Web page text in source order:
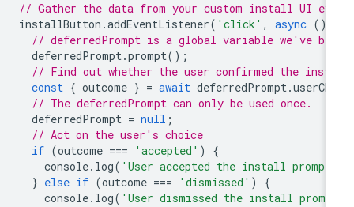
// Gather the data from your custom install UI
installButton.addEventListener('click', async
// deferredPrompt is a global variable we've
deferredPrompt.prompt
// Find out whether the user confirmed the
const
{ outcome = await deferredPrompt.
// The deferredPrompt can only be used once.
deferredPrompt
= null
// Act on the user's choice
if (outcome === 'accepted'
console.log('User accepted the install
} else if (outcome === 'dismissed'
console.log('User dismissed the install